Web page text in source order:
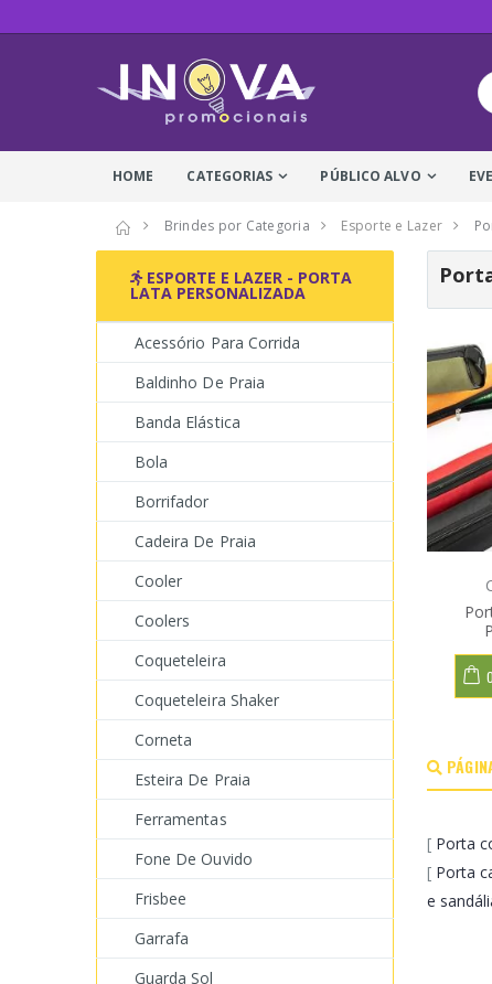
HOME CATEGORIAS PÚBLICO ALVO
Brindes por Categoria Esporte e Lazer
[ Porta
[ Porta
e
ESPORTE E LAZER - PORTA
LATA PERSONALIZADA
Acessório Para Corrida
Baldinho De Praia
Banda Elástica
Bola
Borrifador
Cadeira De Praia
Cooler
Coolers
Coqueteleira
Coqueteleira Shaker
Corneta
Esteira De Praia
Ferramentas
Fone De Ouvido
Frisbee
Garrafa
Guarda Sol